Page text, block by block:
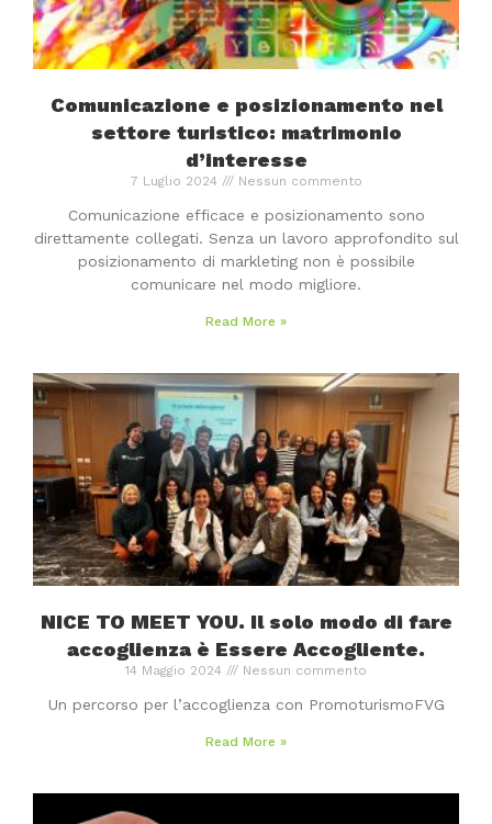
Comunicazione e posizionamento nel
settore turistico: matrimonio
d’interesse
7 Luglio 2024 Nessun commento
Comunicazione efficace e posizionamento sono
direttamente collegati. Senza un lavoro approfondito sul
posizionamento di markleting non è possibile
comunicare nel modo migliore.
Read More »
NICE TO MEET YOU. Il solo modo di fare
accoglienza è Essere Accogliente.
14 Maggio 2024 Nessun commento
Un percorso per l’accoglienza con PromoturismoFVG
Read More »